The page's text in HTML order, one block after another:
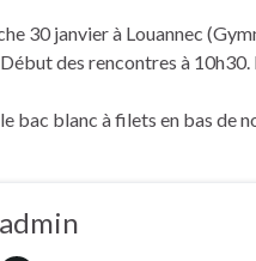
30 janvier à Louannec
des rencontres à
bac blanc à filets en bas de
admin